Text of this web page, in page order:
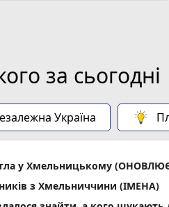
за сьогодні
Україна
у Хмельницькому
з Хмельниччини (ІМЕНА)